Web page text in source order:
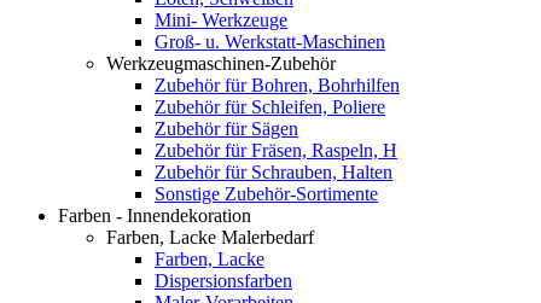
Mini- Werkzeuge
Groß- u. Werkstatt-Maschinen
Werkzeugmaschinen-Zubehör
Zubehör für Bohren, Bohrhilfen
Zubehör für Schleifen, Poliere
Zubehör für Sägen
Zubehör für Fräsen, Raspeln, H
Zubehör für Schrauben, Halten
Sonstige Zubehör-Sortimente
Farben - Innendekoration
Farben, Lacke Malerbedarf
Farben, Lacke
Dispersionsfarben